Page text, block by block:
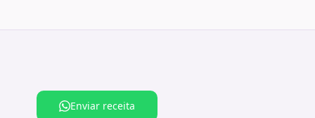
Enviar receita